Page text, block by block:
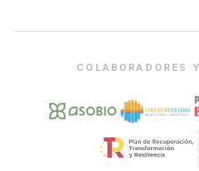
COLABORADORES